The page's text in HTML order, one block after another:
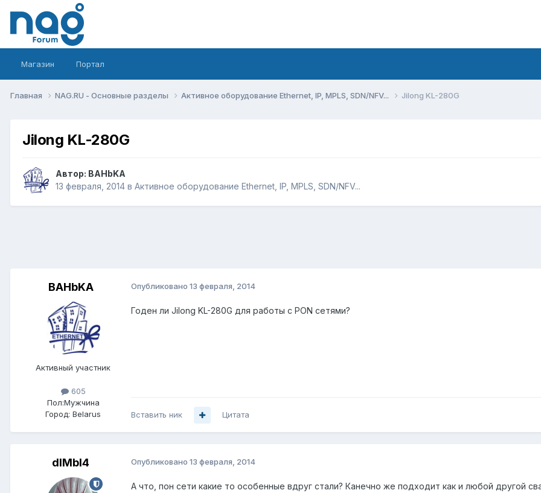
Магазин Портал
Главная NAG.RU - Основные разделы Активное оборудование Ethernet, IP, MPLS, SDN/NFV... Jilong KL-280G
Jilong KL-280G
Автор: BAHbKA
13 февраля, 2014 в Активное оборудование Ethernet, IP, MPLS, SDN/NFV...
BAHbKA
Активный участник
605
Пол:Мужчина
Город: Belarus
Опубликовано 13 февраля, 2014
Годен ли Jilong KL-280G для работы с PON сетями?
Вставить ник Цитата
dIMbI4 Опубликовано 13 февраля, 2014
А что, пон сети какие то особенные вдруг стали? Канечно же подходит как и любой другой